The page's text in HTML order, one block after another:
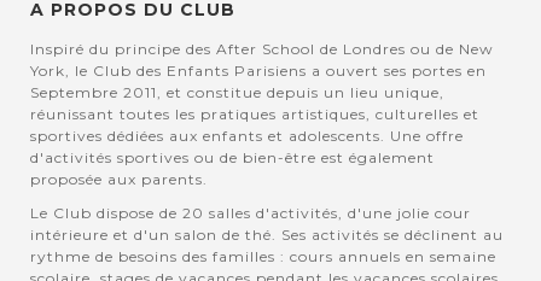
A PROPOS DU CLUB
Inspiré du principe des After School de Londres ou de New
York, le Club des Enfants Parisiens a ouvert ses portes en
Septembre 2011, et constitue depuis un lieu unique,
réunissant toutes les pratiques artistiques, culturelles et
sportives dédiées aux enfants et adolescents. Une offre
d'activités sportives ou de bien-être est également
proposée aux parents.
Le Club dispose de 20 salles d'activités, d'une jolie cour
intérieure et d'un salon de thé. Ses activités se déclinent au
rythme de besoins des familles : cours annuels en semaine